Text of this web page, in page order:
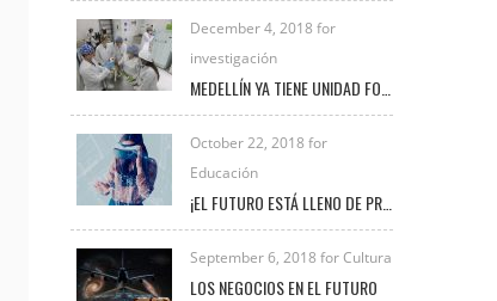
December 4, 2018 for
investigación
October 22, 2018 for
Educación
September 6, 2018 for Cultura
LOS NEGOCIOS EN EL FUTURO